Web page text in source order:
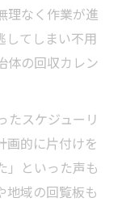
理なく作業が進
してしまい不用
体の回収カレン
たスケジューリ
画的に片付けを
」といった声も
地域の回覧板も